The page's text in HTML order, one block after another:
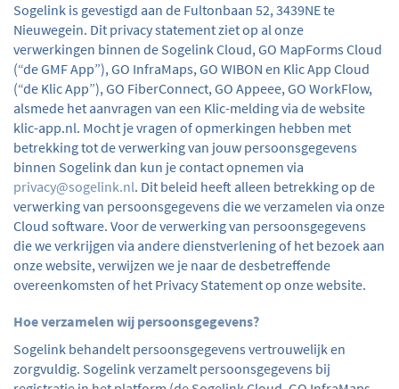
Sogelink is gevestigd aan de Fultonbaan 52, 3439NE te
Nieuwegein. Dit privacy statement ziet op al onze
verwerkingen binnen de Sogelink Cloud, GO MapForms Cloud
(“de GMF App”), GO InfraMaps, GO WIBON en Klic App Cloud
(“de Klic App”), GO FiberConnect, GO Appeee, GO WorkFlow,
alsmede het aanvragen van een Klic-melding via de website
klic-app.nl. Mocht je vragen of opmerkingen hebben met
betrekking tot de verwerking van jouw persoonsgegevens
binnen Sogelink dan kun je contact opnemen via
privacy@sogelink.nl. Dit beleid heeft alleen betrekking op de
verwerking van persoonsgegevens die we verzamelen via onze
Cloud software. Voor de verwerking van persoonsgegevens
die we verkrijgen via andere dienstverlening of het bezoek aan
onze website, verwijzen we je naar de desbetreffende
overeenkomsten of het Privacy Statement op onze website.
Hoe verzamelen wij persoonsgegevens?
Sogelink behandelt persoonsgegevens vertrouwelijk en
zorgvuldig. Sogelink verzamelt persoonsgegevens bij